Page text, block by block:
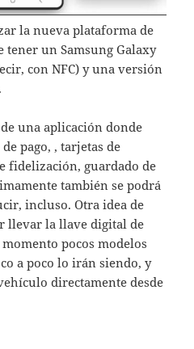
la nueva plataforma de
tener un Samsung Galaxy
con NFC) y una versión
una aplicación donde
pago, , tarjetas de
fidelización, guardado de
también se podrá
incluso. Otra idea de
llevar la llave digital de
pocos modelos
a poco lo irán siendo, y
directamente desde